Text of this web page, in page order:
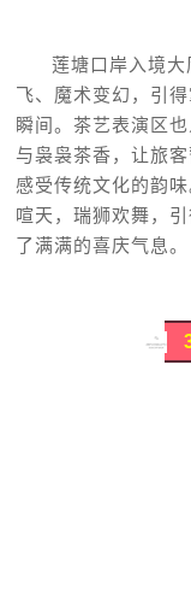
莲塘口岸入境
飞、魔术变幻，引
瞬间。茶艺表演区
与袅袅茶香，让旅
感受传统文化的韵
喧天，瑞狮欢舞，
了满满的喜庆气息。